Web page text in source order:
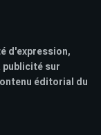
d'expression,
publicité sur
éditorial du